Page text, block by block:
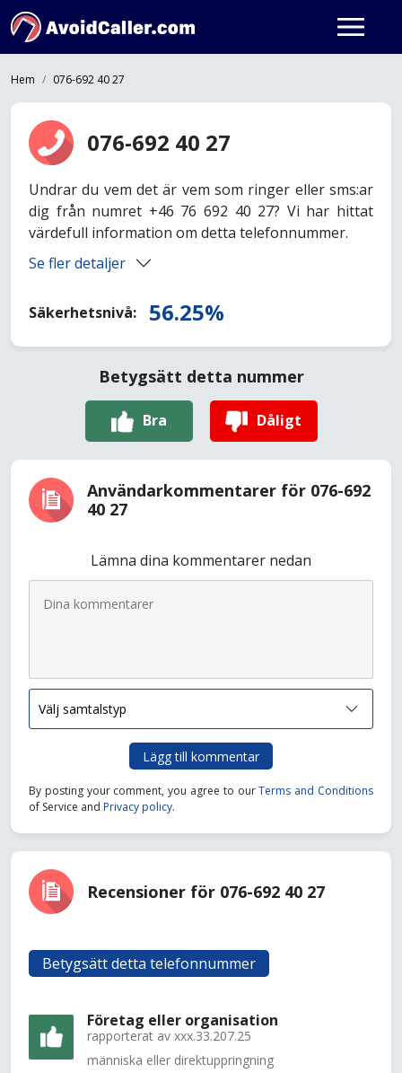
Hem 076-692 40 27
076-692 40 27
Undrar du vem det är vem som ringer eller sms:ar
dig från numret +46 76 692 40 27? Vi har hittat
värdefull information om detta telefonnummer.
Se fler detaljer
Säkerhetsnivå: 56.25%
Betygsätt detta nummer
Bra Dåligt
Användarkommentarer för 076-692
40 27
Lämna dina kommentarer nedan
Lägg till kommentar
By posting your comment, you agree to ourTerms and Conditions
of Service and Privacy policy.
Recensioner för 076-692 40 27
Betygsätt detta telefonnummer
Företag eller organisation
rapporterat av xxx.33.207.25
människa eller direktuppringning